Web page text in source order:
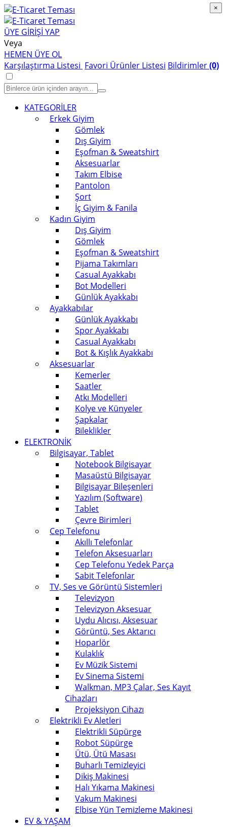
ÜYE GİRİŞİ YAP
Veya
HEMEN ÜYE OL
Karşılaştırma Listesi Favori Ürünler Listesi Bildirimler(0)
KATEGORİLER
Erkek Giyim
Gömlek
Dış Giyim
Eşofman & Sweatshirt
Aksesuarlar
Takım Elbise
Pantolon
Şort
İç Giyim & Fanila
Kadın Giyim
Dış Giyim
Gömlek
Eşofman & Sweatshirt
Pijama Takımları
Casual Ayakkabı
Bot Modelleri
Günlük Ayakkabı
Ayakkabılar
Günlük Ayakkabı
Spor Ayakkabı
Casual Ayakkabı
Bot & Kışlık Ayakkabı
Aksesuarlar
Kemerler
Saatler
Atkı Modelleri
Kolye ve Künyeler
Şapkalar
Bileklikler
ELEKTRONİK
Bilgisayar, Tablet
Notebook Bilgisayar
Masaüstü Bilgisayar
Bilgisayar Bileşenleri
Yazılım (Software)
Tablet
Çevre Birimleri
Cep Telefonu
Akıllı Telefonlar
Telefon Aksesuarları
Cep Telefonu Yedek Parça
Sabit Telefonlar
TV, Ses ve Görüntü Sistemleri
Televizyon
Televizyon Aksesuar
Uydu Alıcısı, Aksesuar
Görüntü, Ses Aktarıcı
Hoparlör
Kulaklık
Ev Müzik Sistemi
Ev Sinema Sistemi
Walkman, MP3 Çalar, Ses Kayıt
Cihazları
Projeksiyon Cihazı
Elektrikli Ev Aletleri
Elektrikli Süpürge
Robot Süpürge
Ütü, Ütü Masası
Buharlı Temizleyici
Dikiş Makinesi
Halı Yıkama Makinesi
Vakum Makinesi
Elbise Yün Temizleme Makinesi
EV & YAŞAM
×
×